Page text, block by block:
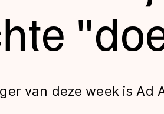
& historie
van deze week is Ad